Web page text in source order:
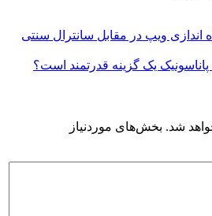
اندازی ویپ در مقابل سانترال سنتی
پاناسونیک یک گزینه قدرتمند است؟
شد. بخش‌های موردنیاز